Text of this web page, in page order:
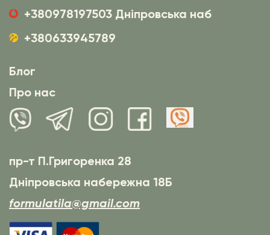
+380978197503 Дніпровська наб
+380633945789
Блог
Про нас
пр-т П.Григоренка 28
Дніпровська набережна 18Б
formulatila@gmail.com